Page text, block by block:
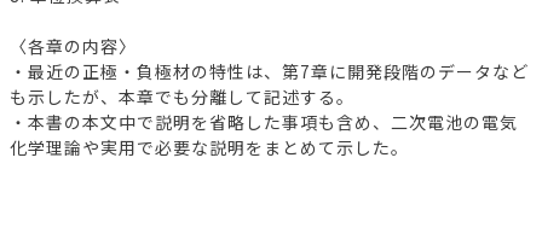
〈各章の内容〉
・最近の正極・負極材の特性は、第7章に開発段階のデータなど
も示したが、本章でも分離して記述する。
・本書の本文中で説明を省略した事項も含め、二次電池の電気
化学理論や実用で必要な説明をまとめて示した。